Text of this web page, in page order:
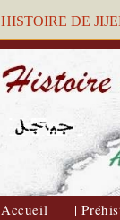
HISTOIRE DE
Accueil |